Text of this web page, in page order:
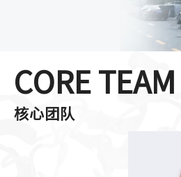
CORE TEAM
核心团队